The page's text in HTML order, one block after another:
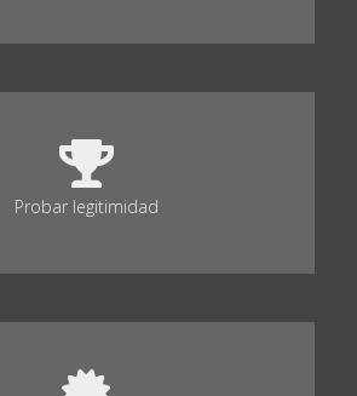
Probar legitimidad